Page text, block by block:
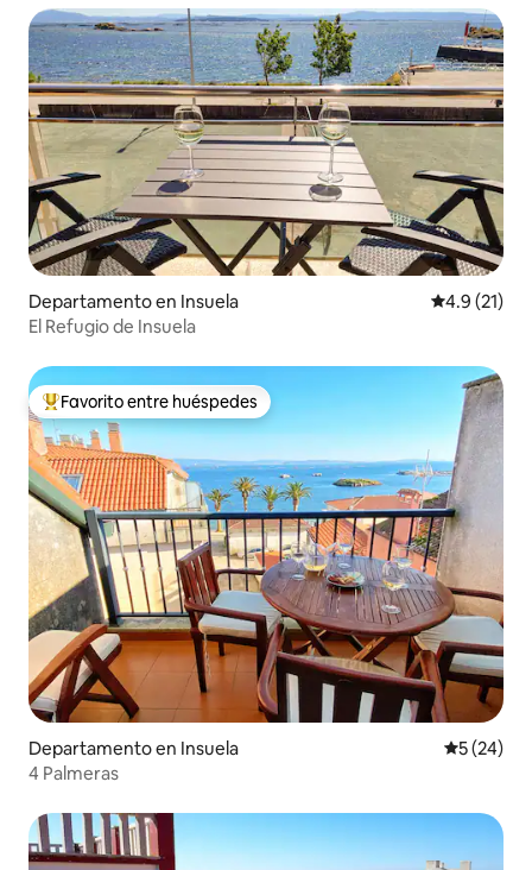
Departamento en Insuela Calificación
4.9 (21)
El Refugio de Insuela
De los mejores en Favorito entre huéspedes
Favorito entre huéspedes
Departamento en Insuela
5 (24)
4 Palmeras